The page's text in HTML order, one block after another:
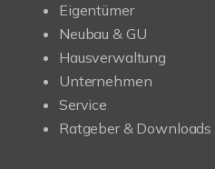
Eigentümer
Neubau & GU
Hausverwaltung
Unternehmen
Service
Ratgeber & Downloads